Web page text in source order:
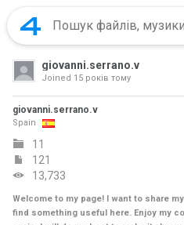
giovanni.serrano.v
Joined 15 років тому
giovanni.serrano.v
Spain
11
121
13,733
Welcome to my page! I want to share
find something useful here. Enjoy my